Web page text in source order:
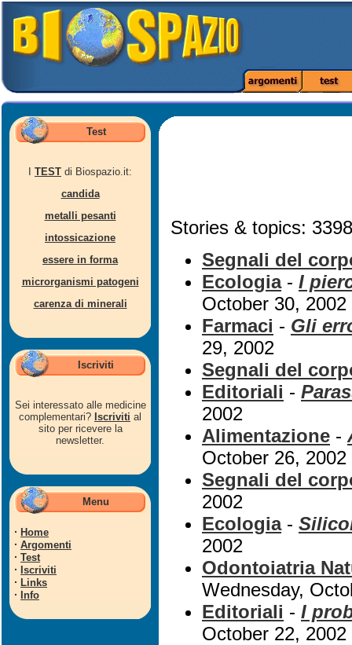
Test
TEST di Biospazio.it:
candida
metalli pesanti
intossicazione
essere in forma
microrganismi patogeni
carenza di minerali
Iscriviti
Sei interessato alle medicine
complementari? Iscriviti al
sito per ricevere la
newsletter.
Menu
· Home
· Argomenti
· Test
· Iscriviti
· Links
· Info
Stories & topics:
Segnali del
Ecologia- I
October 30, 2002
Farmaci - Gli
29, 2002
Segnali del
Editoriali -
2002
Alimentazione -
October 26, 2002
Segnali del
2002
Ecologia-
2002
Odontoiatria
Wednesday,
Editoriali - I
October 22, 2002